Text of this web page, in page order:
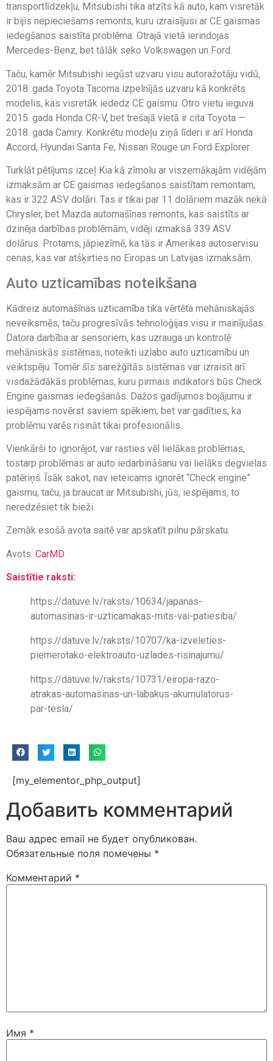
transportlīdzekļu, Mitsubishi tika atzīts kā auto, kam visretāk
ir bijis nepieciešams remonts, kuru izraisījusi ar CE gaismas
iedegšanos saistīta problēma. Otrajā vietā ierindojas
Mercedes-Benz, bet tālāk seko Volkswagen un Ford.
Taču, kamēr Mitsubishi iegūst uzvaru visu autoražotāju vidū,
2018. gada Toyota Tacoma izpelnījās uzvaru kā konkrēts
modelis, kas visretāk iededz CE gaismu. Otro vietu ieguva
2015. gada Honda CR-V, bet trešajā vietā ir cita Toyota —
2018. gada Camry. Konkrētu modeļu ziņā līderi ir arī Honda
Accord, Hyundai Santa Fe, Nissan Rouge un Ford Explorer.
Turklāt pētījums izceļ Kia kā zīmolu ar viszemākajām vidējām
izmaksām ar CE gaismas iedegšanos saistītam remontam,
kas ir 322 ASV dolāri. Tas ir tikai par 11 dolāriem mazāk nekā
Chrysler, bet Mazda automašīnas remonts, kas saistīts ar
dzinēja darbības problēmām, vidēji izmaksā 339 ASV
dolārus. Protams, jāpiezīmē, ka tās ir Amerikas autoservisu
cenas, kas var atšķirties no Eiropas un Latvijas izmaksām.
Auto uzticamības noteikšana
Kādreiz automašīnas uzticamība tika vērtēta mehāniskajās
neveiksmēs, taču progresīvās tehnoloģijas visu ir mainījušas.
Datora darbība ar sensoriem, kas uzrauga un kontrolē
mehāniskās sistēmas, noteikti uzlabo auto uzticamību un
veiktspēju. Tomēr šīs sarežģītās sistēmas var izraisīt arī
visdažādākās problēmas, kuru pirmais indikators būs Check
Engine gaismas iedegšanās. Dažos gadījumos bojājumu ir
iespējams novērst saviem spēkiem, bet var gadīties, ka
problēmu varēs risināt tikai profesionālis.
Vienkārši to ignorējot, var rasties vēl lielākas problēmas,
tostarp problēmas ar auto iedarbināšanu vai lielāks degvielas
patēriņš. Īsāk sakot, nav ieteicams ignorēt “Check engine”
gaismu, taču, ja braucat ar Mitsubishi, jūs, iespējams, to
neredzēsiet tik bieži.
Zemāk esošā avota saitē var apskatīt pilnu pārskatu.
Avots: CarMD
Saistītie raksti:
https://datuve.lv/raksts/10634/japanas-
automasinas-ir-uzticamakas-mits-vai-patiesiba/
https://datuve.lv/raksts/10707/ka-izveleties-
piemerotako-elektroauto-uzlades-risinajumu/
https://datuve.lv/raksts/10731/eiropa-razo-
atrakas-automasinas-un-labakus-akumulatorus-
par-tesla/
[my_elementor_php_output]
Добавить комментарий
Ваш адрес email не будет опубликован.
Обязательные поля помечены *
Комментарий *
Имя *